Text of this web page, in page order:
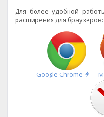
Для более удобной
расширения для браузеров:
Google Chrome